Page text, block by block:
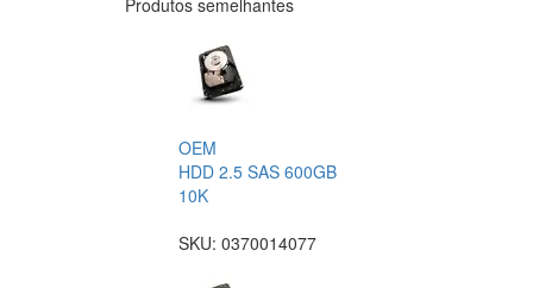
Produtos semelhantes
OEM
HDD 2.5 SAS 600GB
10K
SKU: 0370014077